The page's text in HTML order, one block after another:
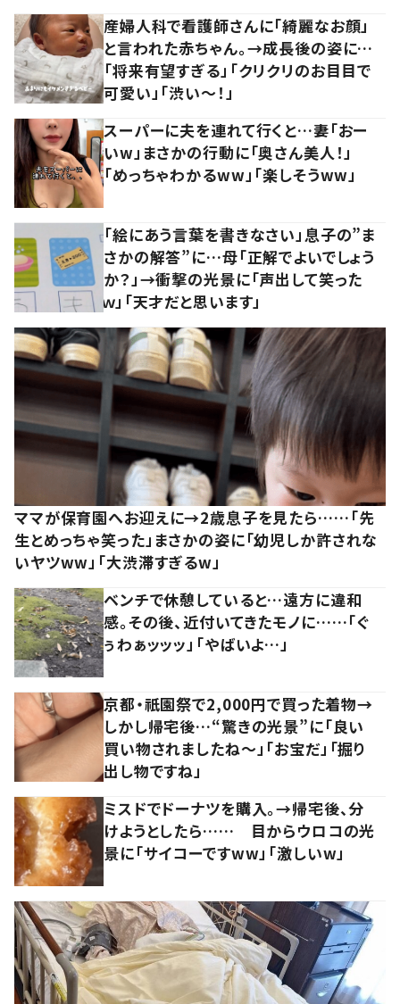
産婦人科で看護師さんに「綺麗なお顔」
と言われた赤ちゃん。→成長後の姿に…
「将来有望すぎる」「クリクリのお目目で
可愛い」「渋い～！」
スーパーに夫を連れて行くと…妻「おー
いw」まさかの行動に「奥さん美人！」
「めっちゃわかるww」「楽しそうww」
「絵にあう言葉を書きなさい」息子の”ま
さかの解答”に…母「正解でよいでしょう
か？」→衝撃の光景に「声出して笑った
ｗ」「天才だと思います」
ママが保育園へお迎えに→2歳息子を見たら……「先
生とめっちゃ笑った」まさかの姿に「幼児しか許されな
いヤツww」「大渋滞すぎるw」
ベンチで休憩していると…遠方に違和
感。その後、近付いてきたモノに……「ぐ
ぅわぁッッッ」「やばいよ…」
京都・祇園祭で2,000円で買った着物→
しかし帰宅後…“驚きの光景”に「良い
買い物されましたね～」「お宝だ」「掘り
出し物ですね」
ミスドでドーナツを購入。→帰宅後、分
けようとしたら…… 目からウロコの光
景に「サイコーですww」「激しいw」